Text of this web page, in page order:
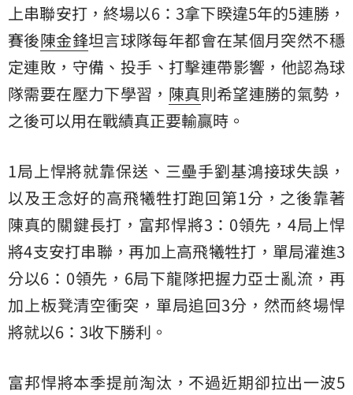
上串聯安打，終場以6：3拿下睽違5年的5連勝，
賽後陳金鋒坦言球隊每年都會在某個月突然不穩
定連敗，守備、投手、打擊連帶影響，他認為球
隊需要在壓力下學習， 陳真則希望連勝的氣勢，
之後可以用在戰績真正要輸贏時。
1局上悍將就靠保送、三壘手劉基鴻接球失誤，
以及王念好的高飛犧牲打跑回第1分，之後靠著
陳真的關鍵長打，富邦悍將3：0領先，4局上悍
將4支安打串聯，再加上高飛犧牲打，單局灌進3
分以6：0領先，6局下龍隊把握力亞士亂流，再
加上板凳清空衝突，單局追回3分，然而終場悍
將就以6：3收下勝利。
富邦悍將本季提前淘汰，不過近期卻拉出一波5